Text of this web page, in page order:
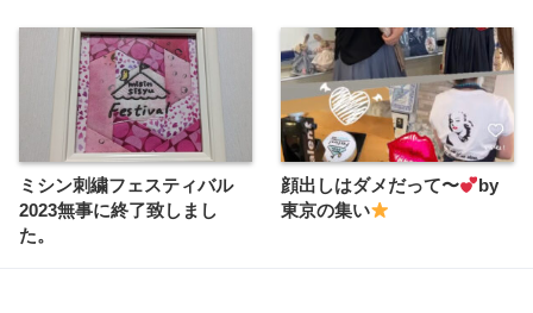
ミシン刺繍フェスティバル
2023無事に終了致しまし
た。
顔出しはダメだって〜
by
東京の集い